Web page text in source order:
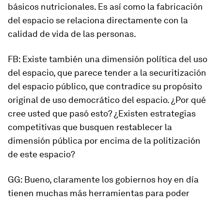
básicos nutricionales. Es así como la fabricación
del espacio se relaciona directamente con la
calidad de vida de las personas.
FB: Existe también una dimensión política del uso
del espacio, que parece tender a la securitización
del espacio público, que contradice su propósito
original de uso democrático del espacio. ¿Por qué
cree usted que pasó esto? ¿Existen estrategias
competitivas que busquen restablecer la
dimensión pública por encima de la politización
de este espacio?
GG: Bueno, claramente los gobiernos hoy en día
tienen muchas más herramientas para poder